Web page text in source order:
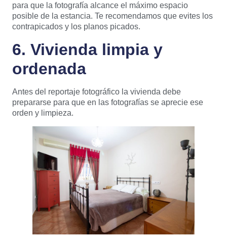
para que la fotografía alcance el máximo espacio
posible de la estancia. Te recomendamos que evites los
contrapicados y los planos picados.
6. Vivienda limpia y
ordenada
Antes del reportaje fotográfico la vivienda debe
prepararse para que en las fotografías se aprecie ese
orden y limpieza.